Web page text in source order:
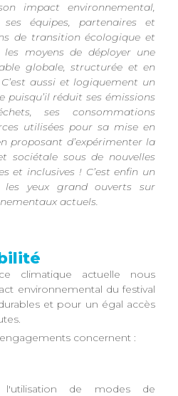
impact environnemental,
équipes, partenaires et
de transition écologique et
moyens de déployer une
globale, structurée et en
aussi et logiquement un
puisqu’il réduit ses émissions
ses consommations
utilisées pour sa mise en
proposant d’expérimenter la
sociétale sous de nouvelles
et inclusives ! C’est enfin un
les yeux grand ouverts sur
actuels.
climatique actuelle nous
environnemental du festival
et pour un égal accès
concernent :
l'utilisation de modes de